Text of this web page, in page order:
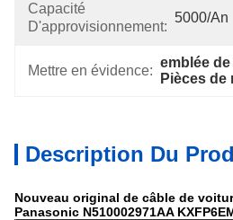
Capacité
D'approvisionnement:
5000/An
Mettre en évidence:
emblée de
Pièces de
Description Du
Nouveau original de câble de
Panasonic N510002971AA